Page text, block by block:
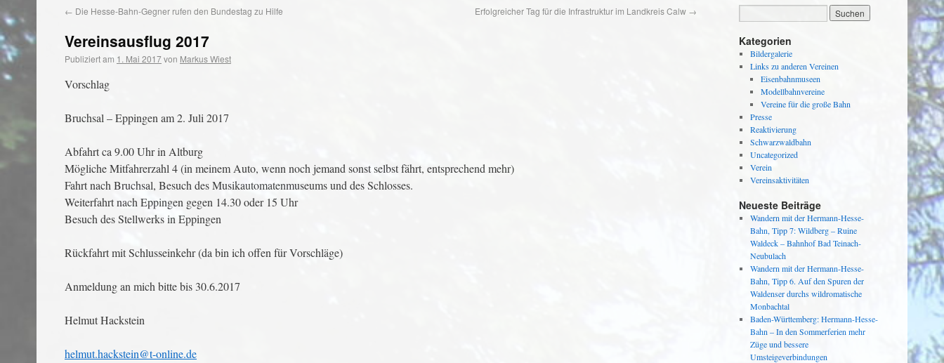
← Die Hesse-Bahn-Gegner rufen den Bundestag zu Hilfe Erfolgreicher Tag für die Infrastruktur im Landkreis Calw →
Vereinsausflug 2017
Publiziert am 1. Mai 2017von Markus Wiest
Vorschlag
Bruchsal – Eppingen am 2. Juli 2017
Abfahrt ca 9.00 Uhr in Altburg
Mögliche Mitfahrerzahl 4 (in meinem Auto, wenn noch jemand sonst selbst fährt, entsprechend mehr)
Fahrt nach Bruchsal, Besuch des Musikautomatenmuseums und des Schlosses.
Weiterfahrt nach Eppingen gegen 14.30 oder 15 Uhr
Besuch des Stellwerks in Eppingen
Rückfahrt mit Schlusseinkehr (da bin ich offen für Vorschläge)
Anmeldung an mich bitte bis 30.6.2017
Helmut Hackstein
helmut.hackstein@t-online.de
Kategorien
Bildergalerie
Links zu anderen Vereinen
Eisenbahnmuseen
Modellbahnvereine
Vereine für die große Bahn
Presse
Reaktivierung
Schwarzwaldbahn
Uncategorized
Verein
Vereinsaktivitäten
Neueste Beiträge
Wandern mit der Hermann-Hesse-
Bahn, Tipp 7: Wildberg – Ruine
Waldeck – Bahnhof Bad Teinach-
Neubulach
Wandern mit der Hermann-Hesse-
Bahn, Tipp 6. Auf den Spuren der
Waldenser durchs wildromatische
Monbachtal
Baden-Württemberg: Hermann-Hesse-
Bahn – In den Sommerferien mehr
Züge und bessere
Umsteigeverbindungen